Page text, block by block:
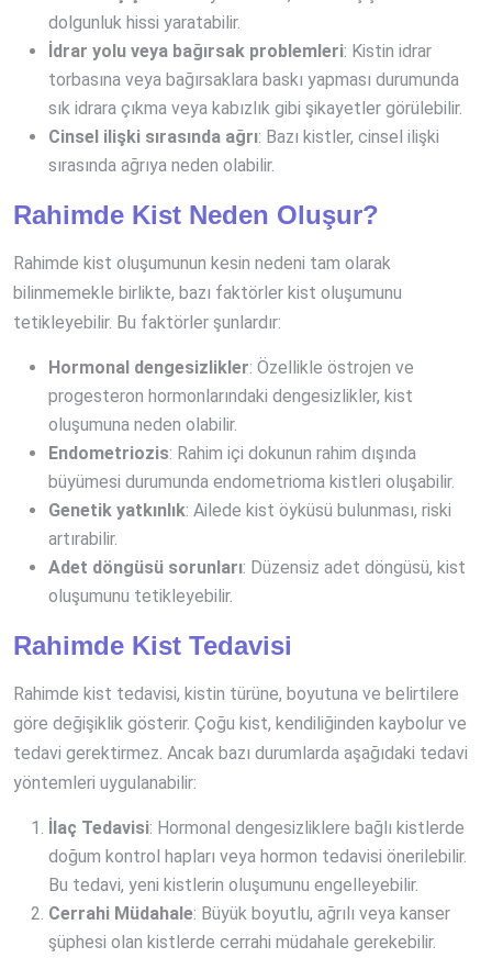
dolgunluk hissi yaratabilir.
İdrar yolu veya bağırsak problemleri: Kistin idrar
torbasına veya bağırsaklara baskı yapması durumunda
sık idrara çıkma veya kabızlık gibi şikayetler görülebilir.
Cinsel ilişki sırasında ağrı: Bazı kistler, cinsel ilişki
sırasında ağrıya neden olabilir.
Rahimde Kist Neden Oluşur?
Rahimde kist oluşumunun kesin nedeni tam olarak
bilinmemekle birlikte, bazı faktörler kist oluşumunu
tetikleyebilir. Bu faktörler şunlardır:
Hormonal dengesizlikler: Özellikle östrojen ve
progesteron hormonlarındaki dengesizlikler, kist
oluşumuna neden olabilir.
Endometriozis: Rahim içi dokunun rahim dışında
büyümesi durumunda endometrioma kistleri oluşabilir.
Genetik yatkınlık: Ailede kist öyküsü bulunması, riski
artırabilir.
Adet döngüsü sorunları: Düzensiz adet döngüsü, kist
oluşumunu tetikleyebilir.
Rahimde Kist Tedavisi
Rahimde kist tedavisi, kistin türüne, boyutuna ve belirtilere
göre değişiklik gösterir. Çoğu kist, kendiliğinden kaybolur ve
tedavi gerektirmez. Ancak bazı durumlarda aşağıdaki tedavi
yöntemleri uygulanabilir:
İlaç Tedavisi: Hormonal dengesizliklere bağlı kistlerde
doğum kontrol hapları veya hormon tedavisi önerilebilir.
Bu tedavi, yeni kistlerin oluşumunu engelleyebilir.
Cerrahi Müdahale: Büyük boyutlu, ağrılı veya kanser
şüphesi olan kistlerde cerrahi müdahale gerekebilir.